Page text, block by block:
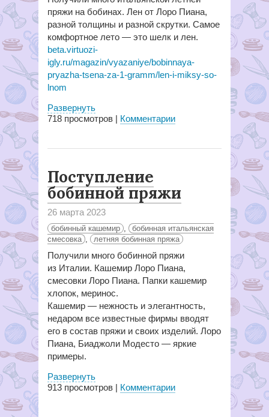
пряжи на бобинах. Лен от Лоро Пиана,
разной толщины и разной скрутки. Самое
комфортное лето — это шелк и лен.
beta.virtuozi-
igly.ru/magazin/vyazaniye/bobinnaya-
pryazha-tsena-za-1-gramm/len-i-miksy-so-
lnom
Развернуть
718 просмотров | Комментарии
Поступление
бобинной пряжи
26 марта 2023
бобинный кашемир
бобинная итальянская
смесовка
летняя бобинная пряжа
Получили много бобинной пряжи
из Италии. Кашемир Лоро Пиана,
смесовки Лоро Пиана. Папки кашемир
хлопок, меринос.
Кашемир — нежность и элегантность,
недаром все известные фирмы вводят
его в состав пряжи и своих изделий. Лоро
Пиана, Биаджоли Модесто — яркие
примеры.
Развернуть
913 просмотров | Комментарии